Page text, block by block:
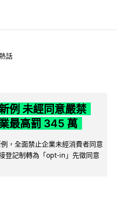
話
例 未經同意嚴禁
最高罰 345 萬
，全面禁止企業未經消費者同意
登記制轉為「opt-in」先徵同意